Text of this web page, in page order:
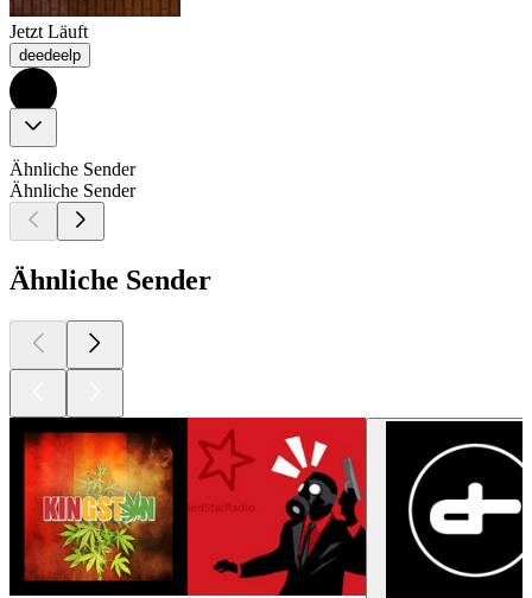
Jetzt Läuft
deedeelp
Ähnliche Sender
Ähnliche Sender
Ähnliche Sender